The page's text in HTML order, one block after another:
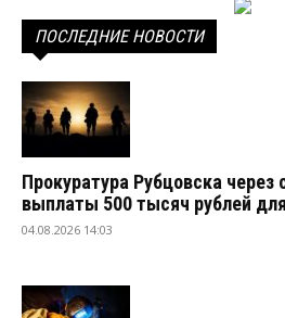
ПОСЛЕДНИЕ НОВОСТИ
Прокуратура Рубцовска через
выплаты 500 тысяч рублей
04.08.2026 14:03